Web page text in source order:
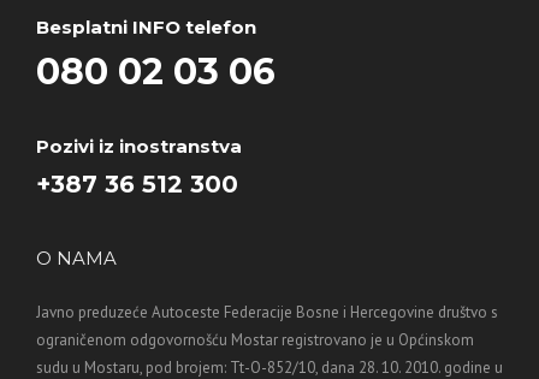
Besplatni INFO telefon
080 02 03 06
Pozivi iz inostranstva
+387 36 512 300
O NAMA
Javno preduzeće Autoceste Federacije Bosne i Hercegovine društvo s
ograničenom odgovornošću Mostar registrovano je u Općinskom
sudu u Mostaru, pod brojem: Tt-O-852/10, dana 28. 10. 2010. godine u